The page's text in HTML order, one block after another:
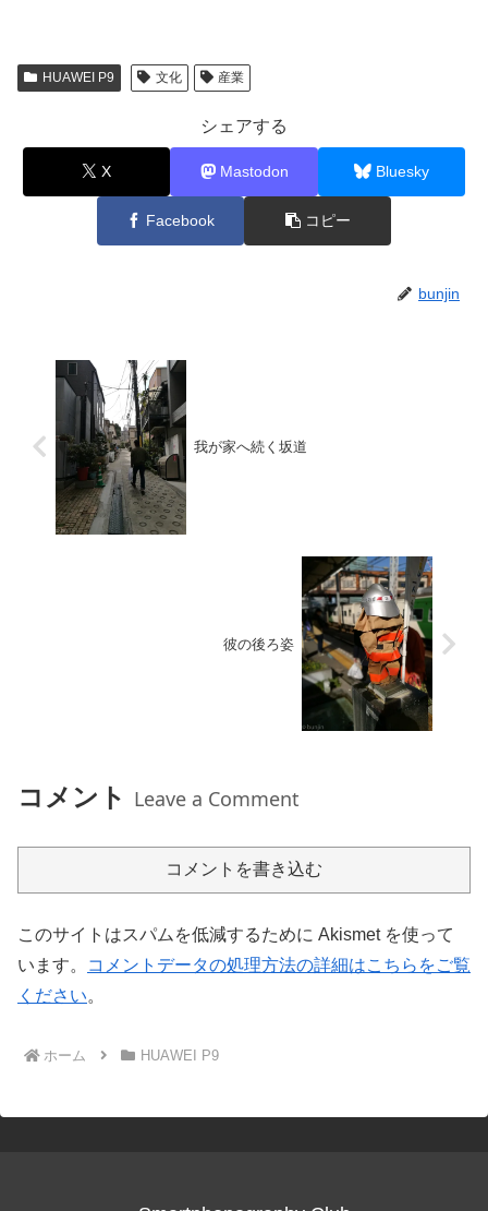
HUAWEI P9 文化 産業
シェアする
X Mastodon Bluesky
Facebook コピー
bunjin
我が家へ続く坂道
彼の後ろ姿
コメント Leave a Comment
コメントを書き込む
このサイトはスパムを低減するために Akismet を使って
います。
コメントデータの処理方法の詳細はこちらをご覧
ください。
ホーム HUAWEI P9